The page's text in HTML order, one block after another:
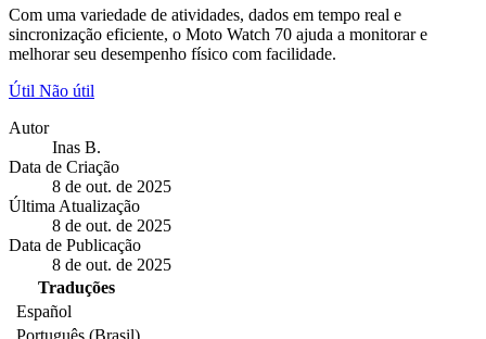
Com uma variedade de atividades, dados em tempo real e
sincronização eficiente, o Moto Watch 70 ajuda a monitorar e
melhorar seu desempenho físico com facilidade.
Útil Não útil
Autor
Inas B.
Data de Criação
8 de out. de 2025
Última Atualização
8 de out. de 2025
Data de Publicação
8 de out. de 2025
Traduções
Español
Português (Brasil)